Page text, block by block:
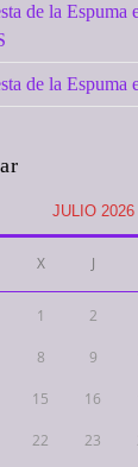
de la
de la Espuma
JULIO 2026
X J
1 2
8 9
15 16
22 23